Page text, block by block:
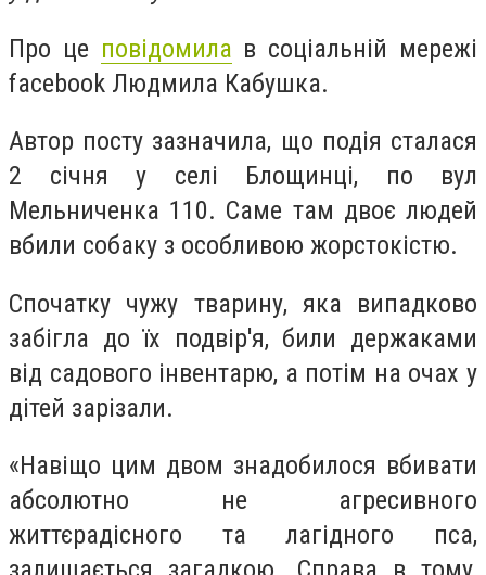
Про це повідомила в соціальній мережі
facebook Людмила Кабушка.
Автор посту зазначила, що подія сталася
2 січня у селі Блощинці, по вул
Мельниченка 110. Саме там двоє людей
вбили собаку з особливою жорстокістю.
Спочатку чужу тварину, яка випадково
забігла до їх подвір'я, били держаками
від садового інвентарю, а потім на очах у
дітей зарізали.
«Навіщо цим двом знадобилося вбивати
абсолютно не агресивного
життєрадісного та лагідного пса,